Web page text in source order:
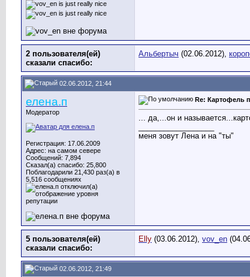
2 пользователя(ей)
сказали cпасибо:
Альбертыч (02.06.2012),
02.06.2012, 21:44
елена.п
Модератор
Регистрация: 17.06.2009
Адрес: на самом севере
Сообщений: 7,894
Сказал(а) спасибо: 25,800
Поблагодарили 21,430 раз(а) в
5,516 сообщениях
Re: Картофель
... да,...он и
меня зовут Лена и на "ты"
5 пользователя(ей)
сказали cпасибо:
Elly (03.06.2012), vov_en
02.06.2012, 21:49